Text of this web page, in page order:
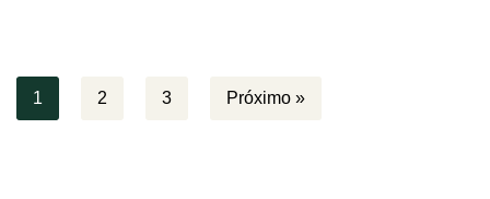
1 2 3 Próximo »